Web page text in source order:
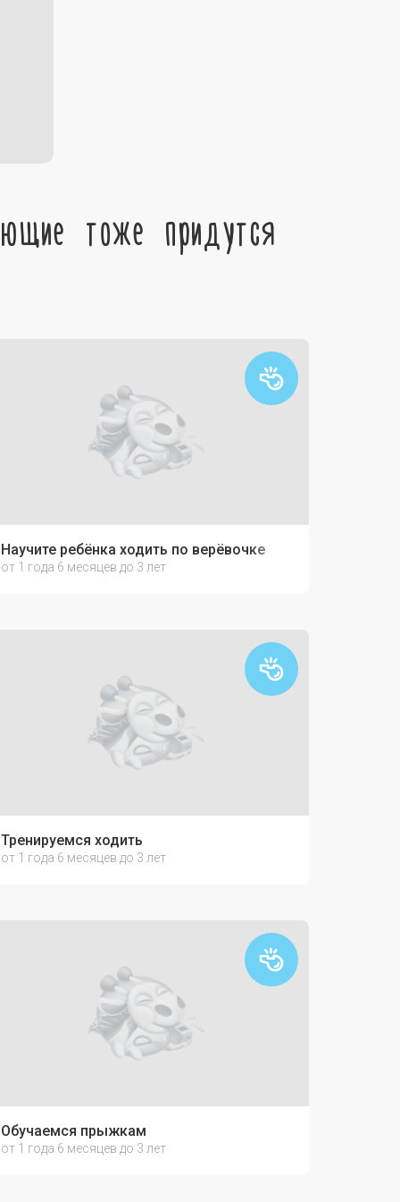
тоже придутся
Научите ребёнка ходить по верёвочке
от 1 года 6 месяцев до 3 лет
Тренируемся ходить
от 1 года 6 месяцев до 3 лет
Обучаемся прыжкам
от 1 года 6 месяцев до 3 лет